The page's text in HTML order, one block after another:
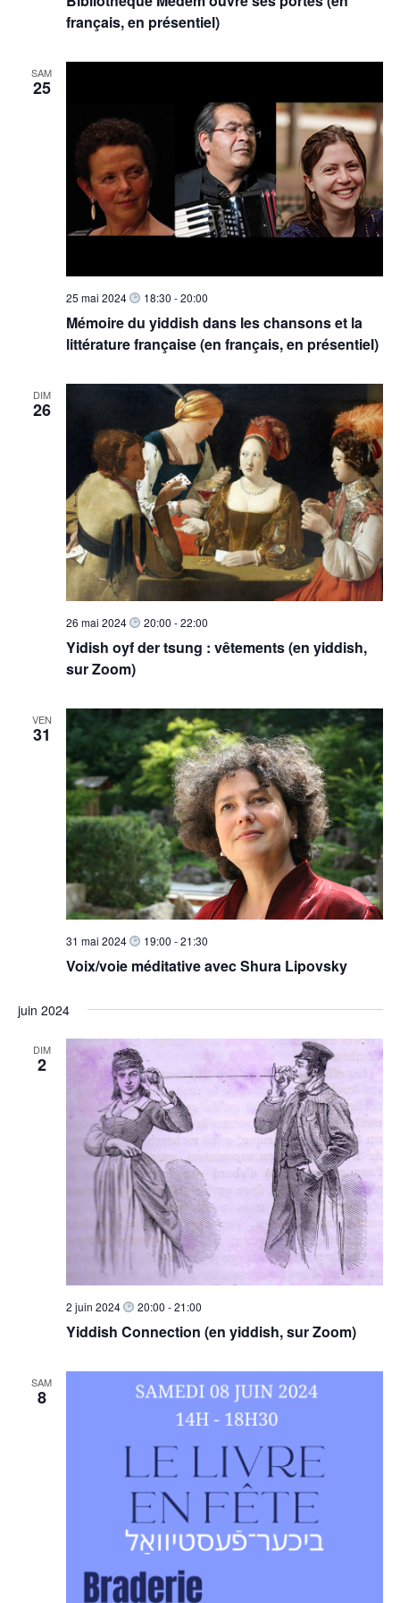
n
d
e
v
u
v
è
m
e
n
t
s
e
e
n
t
français, en présentiel)
SAM
25
Mémoire du yiddish dans les chansons et la
littérature française (en français, en présentiel)
25 mai 2024 18:30 -20:00
DIM
26
Yidish oyf der tsung : vêtements (en yiddish,
sur Zoom)
26 mai 2024 20:00 -22:00
VEN
31
Voix/voie méditative avec Shura Lipovsky
31 mai 2024 19:00 -21:30
juin 2024
DIM
2
Yiddish Connection (en yiddish, sur Zoom)
2 juin 2024 20:00 -21:00
SAM
8